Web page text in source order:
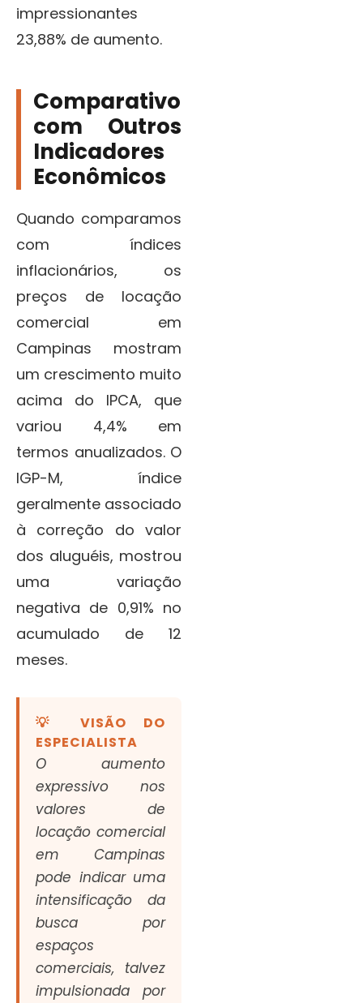
impressionantes
23,88% de aumento.
Comparativo
com Outros
Indicadores
Econômicos
Quando comparamos
com índices
inflacionários, os
preços de locação
comercial em
Campinas mostram
um crescimento muito
acima do IPCA, que
variou 4,4% em
termos anualizados. O
IGP-M, índice
geralmente associado
à correção do valor
dos aluguéis, mostrou
uma variação
negativa de 0,91% no
acumulado de 12
meses.
💡 VISÃO DO
ESPECIALISTA
O aumento
expressivo nos
valores de
locação comercial
em Campinas
pode indicar uma
intensificação da
busca por
espaços
comerciais, talvez
impulsionada por